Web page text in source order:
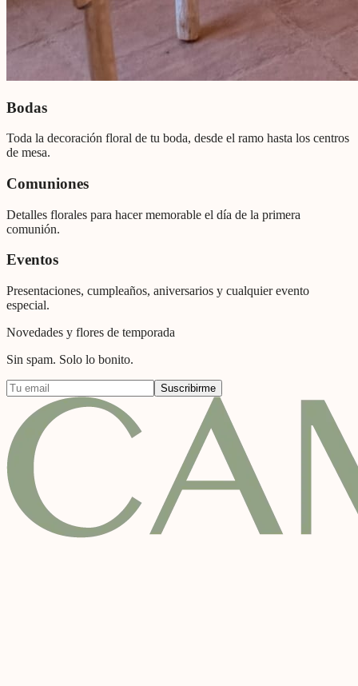
Bodas
Toda la decoración floral de tu boda, desde el ramo hasta los centros
de mesa.
Comuniones
Detalles florales para hacer memorable el día de la primera
comunión.
Eventos
Presentaciones, cumpleaños, aniversarios y cualquier evento
especial.
Novedades y flores de temporada
Sin spam. Solo lo bonito.
Suscribirme